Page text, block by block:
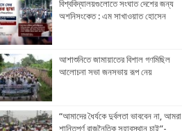
বিশ্ববিদ্যালয়গুলোতে সংঘাত দেশের জন্য
অশনিসংকেত : এম সাখাওয়াত হোসেন
আশাশুনিতে জামায়াতের বিশাল গণমিছিল
আলোচনা সভা জনসভায় রূপ নেয়
“আমাদের ধৈর্যকে দুর্বলতা ভাববেন না, আমরা
শান্তিপূর্ণ রাজনৈতিক সহাবস্থান চাই”-